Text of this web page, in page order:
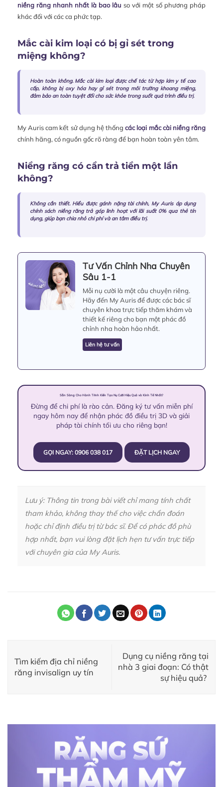
niềng răng nhanh nhất là bao lâu so với một số phương pháp
khác đối với các ca phức tạp.
Mắc cài kim loại có bị gỉ sét trong
miệng không?
Hoàn toàn không. Mắc cài kim loại được chế tác từ hợp kim y tế cao
cấp, không bị oxy hóa hay gỉ sét trong môi trường khoang miệng,
đảm bảo an toàn tuyệt đối cho sức khỏe trong suốt quá trình điều trị.
My Auris cam kết sử dụng hệ thốngcác loại mắc cài niềng răng
chính hãng, có nguồn gốc rõ ràng để bạn hoàn toàn yên tâm.
Niềng răng có cần trả tiền một lần
không?
Không cần thiết. Hiểu được gánh nặng tài chính, My Auris áp dụng
chính sách niềng răng trả góplinh hoạt với lãi suất 0% qua thẻ tín
dụng, giúp bạn chia nhỏ chi phí và an tâm điều trị.
Tư Vấn Chỉnh Nha Chuyên
Sâu 1-1
Mỗi nụ cười là một câu chuyện riêng.
Hãy đến My Auris để được các bác sĩ
chuyên khoa trực tiếp thăm khám và
thiết kế riêng cho bạn một phác đồ
chỉnh nha hoàn hảo nhất.
Liên hệ tư vấn
Sẵn Sàng Cho Hành Trình Kiến Tạo Nụ Cười Hiệu Quả và Kinh Tế Nhất?
Đừng để chi phí là rào cản. Đăng ký tư vấn miễn phí
ngay hôm nay để nhận phác đồ điều trị 3D và giải
pháp tài chính tối ưu cho riêng bạn!
GỌI NGAY: 0906 038 017 ĐẶT LỊCH NGAY
Lưu ý: Thông tin trong bài viết chỉ mang tính chất
tham khảo, không thay thế cho việc chẩn đoán
hoặc chỉ định điều trị từ bác sĩ. Để có phác đồ phù
hợp nhất, bạn vui lòng đặt lịch hẹn tư vấn trực tiếp
với chuyên gia của My Auris.
Tìm kiếm địa chỉ niềng
răng invisalign uy tín
Dụng cụ niềng răng tại
nhà 3 giai đoạn: Có thật
sự hiệu quả?